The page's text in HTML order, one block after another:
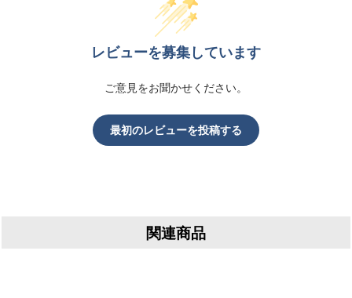
レビューを募集しています
ご意見をお聞かせください。
最初のレビューを投稿する
関連商品